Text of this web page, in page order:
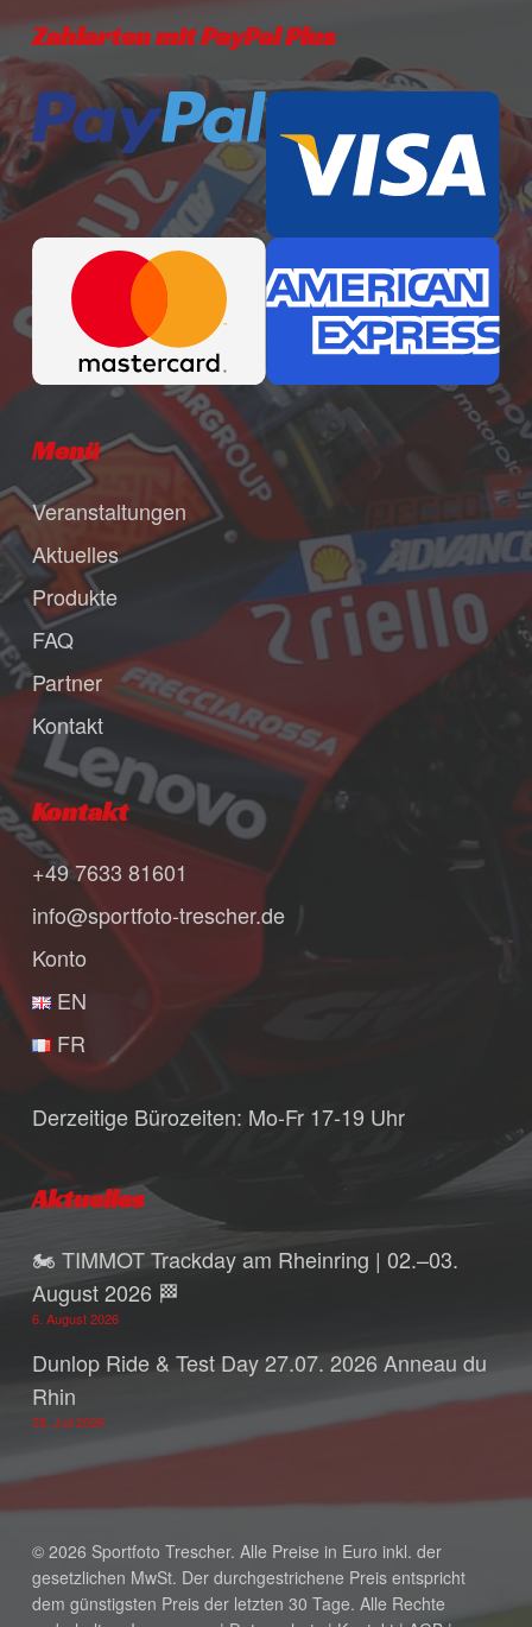
Zahlarten mit PayPal Plus
Menü
Veranstaltungen
Aktuelles
Produkte
FAQ
Partner
Kontakt
Kontakt
+49 7633 81601
info@sportfoto-trescher.de
Konto
EN
FR
Derzeitige Bürozeiten: Mo-Fr 17-19 Uhr
Aktuelles
🏍️ TIMMOT Trackday am Rheinring | 02.–03.
August 2026 🏁
6. August 2026
Dunlop Ride & Test Day 27.07. 2026 Anneau du
Rhin
28. Juli 2026
© 2026 Sportfoto Trescher. Alle Preise in Euro inkl. der
gesetzlichen MwSt. Der durchgestrichene Preis entspricht
dem günstigsten Preis der letzten 30 Tage. Alle Rechte